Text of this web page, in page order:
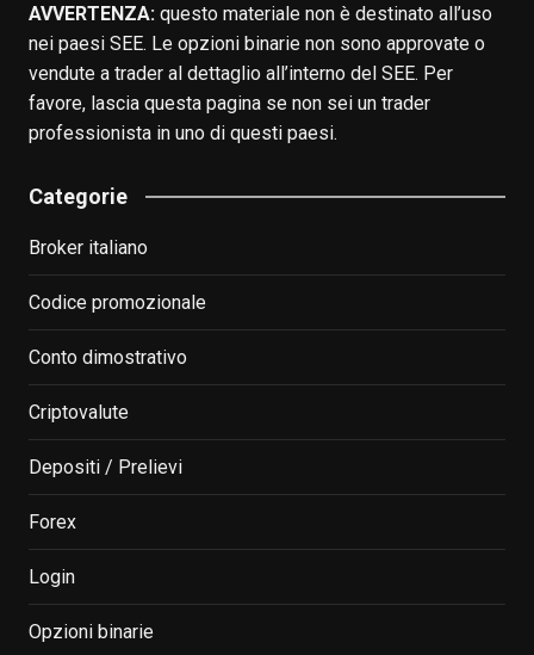
AVVERTENZA:questo materiale non è destinato all’uso
nei paesi SEE. Le opzioni binarie non sono approvate o
vendute a trader al dettaglio all’interno del SEE. Per
favore, lascia questa pagina se non sei un trader
professionista in uno di questi paesi.
Categorie
Broker italiano
Codice promozionale
Conto dimostrativo
Criptovalute
Depositi / Prelievi
Forex
Login
Opzioni binarie